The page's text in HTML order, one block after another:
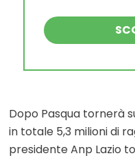
Dopo Pasqua tornerà
in totale 5,3 milioni di
presidente Anp Lazio